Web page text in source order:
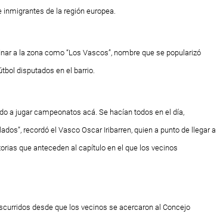
de la región europea.
a la zona como “Los Vascos”, nombre que se popularizó
disputados en el barrio.
a jugar campeonatos acá. Se hacían todos en el día,
recordó el Vasco Oscar Iribarren, quien a punto de llegar a
que anteceden al capítulo en el que los vecinos
desde que los vecinos se acercaron al Concejo